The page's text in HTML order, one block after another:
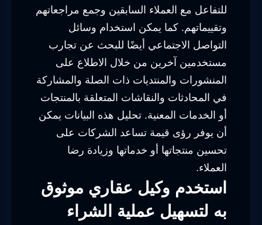
للتفاعل مع العملاء السابقين وجمع مراجعاتهم
وتقييماتهم. كما يمكن استخدام وسائل
التواصل الاجتماعي أيضًا للبحث عن تجارب
مستخدمين آخرين من خلال الاطلاع على
المنشورات والمنتديات ذات الصلة والمشاركة
في المحادثات والنقاشات المتعلقة بالمنتجات
أو الخدمات المعنية. تحليل هذه البيانات يمكن
أن يوفر رؤى قيمة تساعد الشركات على
تحسين منتجاتها أو خدماتها وزيادة رضا
العملاء.
استخدم وكيل عقاري موثوق
به لتسهيل عملية الشراء